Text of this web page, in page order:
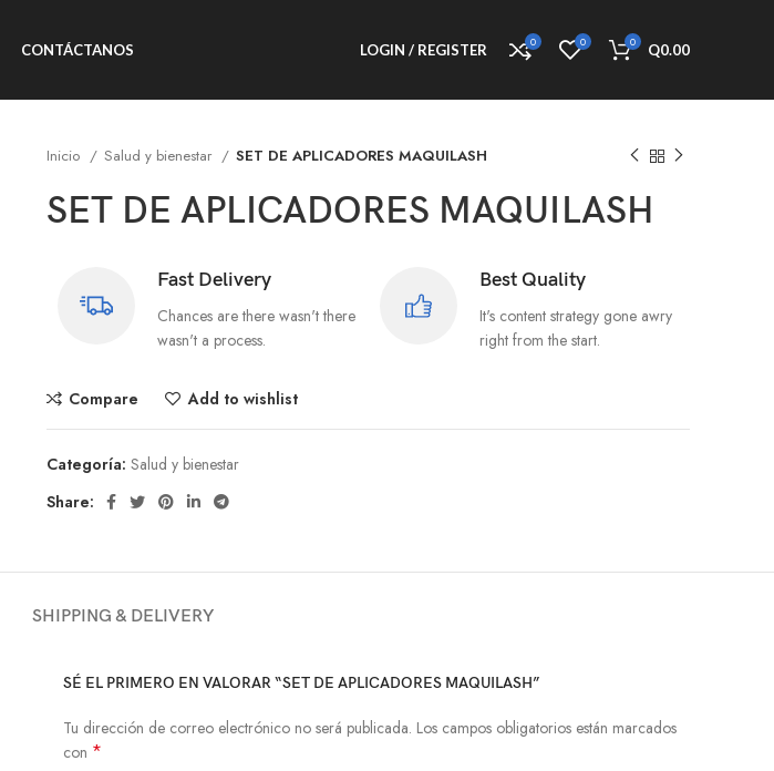
CONTÁCTANOS LOGIN / REGISTER 0 0 0 Q0.00
Inicio
Salud y bienestar SET DE APLICADORES MAQUILASH
SET DE APLICADORES MAQUILASH
Fast Delivery
Chances are there wasn't there
wasn't a process.
Best Quality
It's content strategy gone awry
right from the start.
Compare Add to wishlist
Categoría: Salud y bienestar
Share:
SHIPPING & DELIVERY
SÉ EL PRIMERO EN VALORAR “SET DE APLICADORES MAQUILASH”
Tu dirección de correo electrónico no será publicada. Los campos obligatorios están marcados
con *